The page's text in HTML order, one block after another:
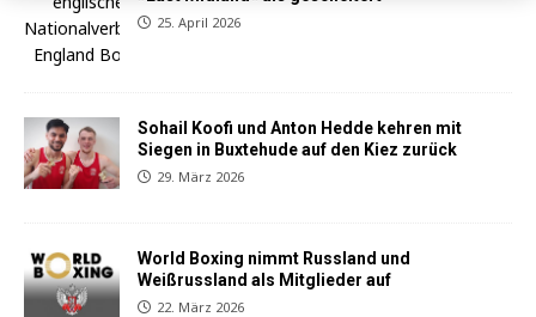
25. April 2026
Sohail Koofi und Anton Hedde kehren mit
Siegen in Buxtehude auf den Kiez zurück
29. März 2026
World Boxing nimmt Russland und
Weißrussland als Mitglieder auf
22. März 2026